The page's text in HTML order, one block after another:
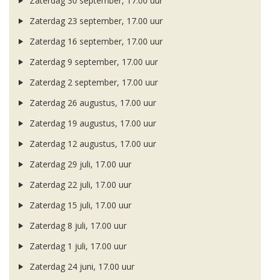
Zaterdag 23 september, 17.00 uur
Zaterdag 16 september, 17.00 uur
Zaterdag 9 september, 17.00 uur
Zaterdag 2 september, 17.00 uur
Zaterdag 26 augustus, 17.00 uur
Zaterdag 19 augustus, 17.00 uur
Zaterdag 12 augustus, 17.00 uur
Zaterdag 29 juli, 17.00 uur
Zaterdag 22 juli, 17.00 uur
Zaterdag 15 juli, 17.00 uur
Zaterdag 8 juli, 17.00 uur
Zaterdag 1 juli, 17.00 uur
Zaterdag 24 juni, 17.00 uur